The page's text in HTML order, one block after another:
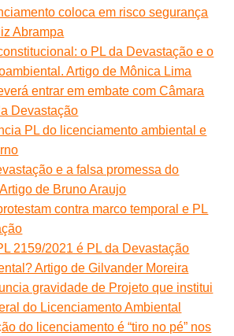
coloca em risco segurança
Abrampa
o PL da Devastação e o
Artigo de Mônica Lima
entrar em embate com Câmara
Devastação
PL do licenciamento ambiental e
e a falsa promessa do
de Bruno Araujo
contra marco temporal e PL
2159/2021 é PL da Devastação
Artigo de Gilvander Moreira
gravidade de Projeto que institui
do Licenciamento Ambiental
do licenciamento é “tiro no pé” nos